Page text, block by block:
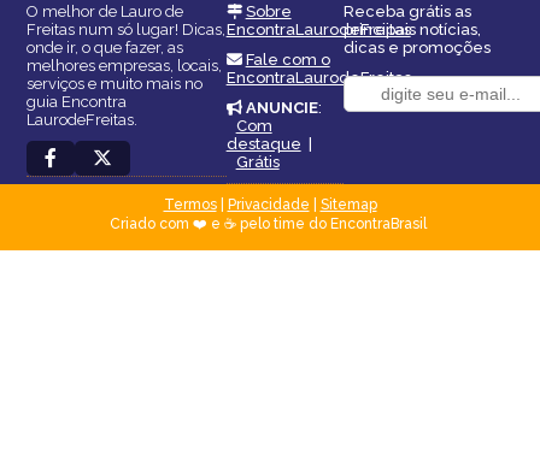
O melhor de Lauro de
Freitas num só lugar! Dicas,
onde ir, o que fazer, as
melhores empresas, locais,
serviços e muito mais no
guia Encontra
LaurodeFreitas.
Sobre
EncontraLaurodeFreitas
Fale com o
EncontraLaurodeFreitas
ANUNCIE:
Com
destaque |
Grátis
Receba grátis as
principais notícias,
dicas e promoções
Termos| Privacidade
Sitemap
Criado com ❤️ e ☕ pelo time do EncontraBrasil